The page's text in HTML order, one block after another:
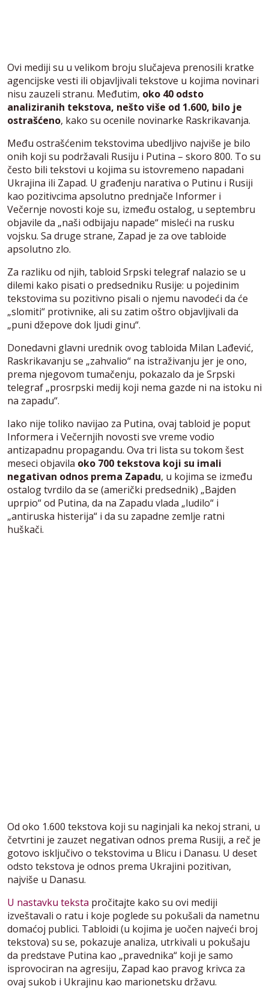
Ovi mediji su u velikom broju slučajeva prenosili kratke
agencijske vesti ili objavljivali tekstove u kojima novinari
nisu zauzeli stranu. Međutim, oko 40 odsto
analiziranih tekstova, nešto više od 1.600, bilo je
ostrašćeno, kako su ocenile novinarke Raskrikavanja.
Među ostrašćenim tekstovima ubedljivo najviše je bilo
onih koji su podržavali Rusiju i Putina – skoro 800. To su
često bili tekstovi u kojima su istovremeno napadani
Ukrajina ili Zapad. U građenju narativa o Putinu i Rusiji
kao pozitivcima apsolutno prednjače Informer i
Večernje novosti koje su, između ostalog, u septembru
objavile da „naši odbijaju napade“ misleći na rusku
vojsku. Sa druge strane, Zapad je za ove tabloide
apsolutno zlo.
Za razliku od njih, tabloid Srpski telegraf nalazio se u
dilemi kako pisati o predsedniku Rusije: u pojedinim
tekstovima su pozitivno pisali o njemu navodeći da će
„slomiti“ protivnike, ali su zatim oštro objavljivali da
„puni džepove dok ljudi ginu“.
Donedavni glavni urednik ovog tabloida Milan Lađević,
Raskrikavanju se „zahvalio“ na istraživanju jer je ono,
prema njegovom tumačenju, pokazalo da je Srpski
telegraf „prosrpski medij koji nema gazde ni na istoku ni
na zapadu“.
Iako nije toliko navijao za Putina, ovaj tabloid je poput
Informera i Večernjih novosti sve vreme vodio
antizapadnu propagandu. Ova tri lista su tokom šest
meseci objavila oko 700 tekstova koji su imali
negativan odnos prema Zapadu, u kojima se između
ostalog tvrdilo da se (američki predsednik) „Bajden
uprpio“ od Putina, da na Zapadu vlada „ludilo“ i
„antiruska histerija“ i da su zapadne zemlje ratni
huškači.
Od oko 1.600 tekstova koji su naginjali ka nekoj strani, u
četvrtini je zauzet negativan odnos prema Rusiji, a reč je
gotovo isključivo o tekstovima u Blicu i Danasu. U deset
odsto tekstova je odnos prema Ukrajini pozitivan,
najviše u Danasu.
U nastavku teksta pročitajte kako su ovi mediji
izveštavali o ratu i koje poglede su pokušali da nametnu
domaćoj publici. Tabloidi (u kojima je uočen najveći broj
tekstova) su se, pokazuje analiza, utrkivali u pokušaju
da predstave Putina kao „pravednika“ koji je samo
isprovociran na agresiju, Zapad kao pravog krivca za
ovaj sukob i Ukrajinu kao marionetsku državu.